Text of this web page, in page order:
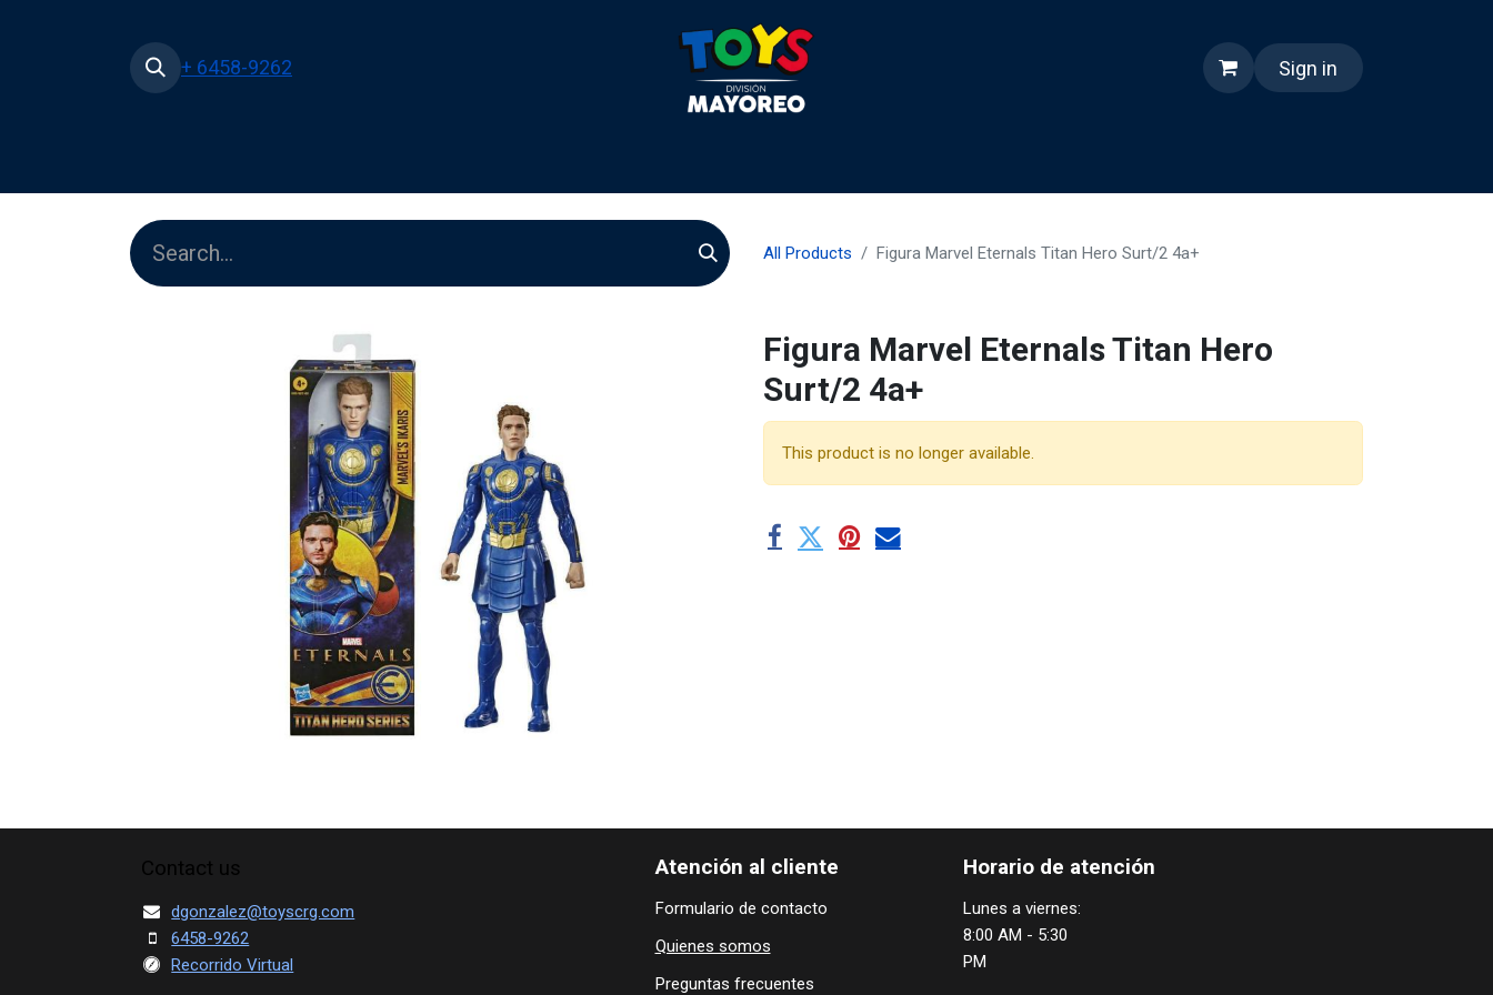
+ 6458-9262 Sign in
All Products Figura Marvel Eternals Titan Hero Surt/2 4a+
Figura Marvel Eternals Titan Hero
Surt/2 4a+
This product is no longer available.
Contact us
dgonzalez@toyscrg.com
6458-9262
Recorrido Virtual
Horario de atención
Lunes a viernes:
8:00 AM - 5:30
PM
Atención al cliente
Formulario de contacto
Quienes ​som​​​os
Preguntas frecuentes